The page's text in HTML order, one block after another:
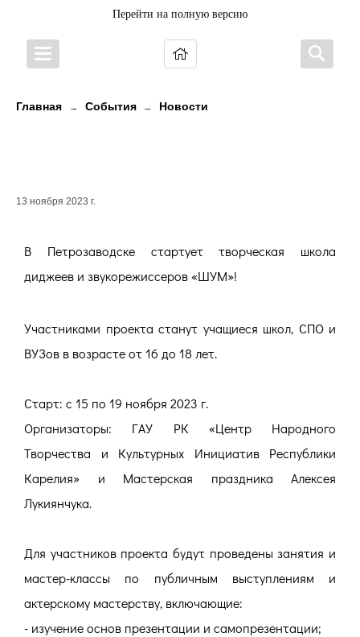
Перейти на полную версию
Главная → События → Новости
13 ноября 2023 г.
В Петрозаводске стартует творческая школа
диджеев и звукорежиссеров «ШУМ»!
Участниками проекта станут учащиеся школ, СПО и
ВУЗов в возрасте от 16 до 18 лет.
Старт: с 15 по 19 ноября 2023 г.
Организаторы: ГАУ РК «Центр Народного
Творчества и Культурных Инициатив Республики
Карелия» и Мастерская праздника Алексея
Лукиянчука.
Для участников проекта будут проведены занятия и
мастер-классы по публичным выступлениям и
актерскому мастерству, включающие:
- изучение основ презентации и самопрезентации;